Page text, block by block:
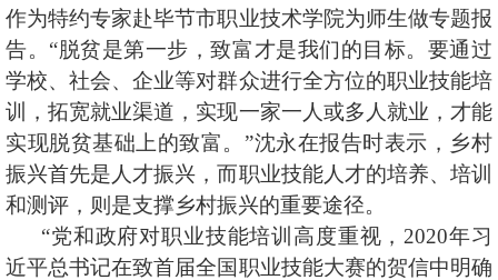
作为特约专家赴毕节市职业技术学院为师生做专题报
告。“脱贫是第一步，致富才是我们的目标。要通过
学校、社会、企业等对群众进行全方位的职业技能培
训，拓宽就业渠道，实现一家一人或多人就业，才能
实现脱贫基础上的致富。”沈永在报告时表示，乡村
振兴首先是人才振兴，而职业技能人才的培养、培训
和测评，则是支撑乡村振兴的重要途径。
“党和政府对职业技能培训高度重视，2020年习
近平总书记在致首届全国职业技能大赛的贺信中明确